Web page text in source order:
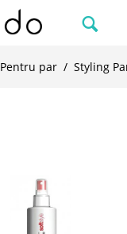
Pentru par / Styling